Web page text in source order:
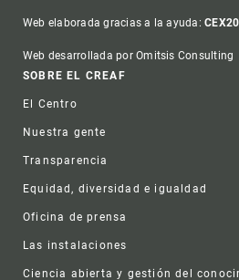
Web elaborada gracias a la ayuda:
Web desarrollada por Omitsis Consulting
Footer
SOBRE EL CREAF
El Centro
Nuestra gente
Transparencia
Equidad, diversidad e igualdad
Oficina de prensa
Las instalaciones
Ciencia abierta y gestión del